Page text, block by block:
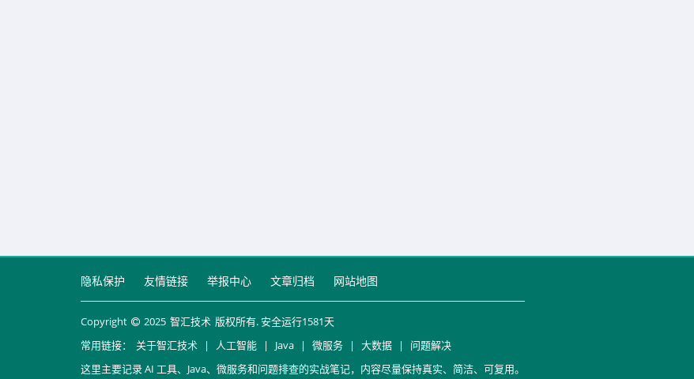
隐私保护 友情链接 举报中心 文章归档 网站地图
Copyright 2025 智汇技术 版权所有. 安全运行1581天
常用链接：
关于智汇技术 | 人工智能 | Java | 微服务 | 大数据 |
问题解决
这里主要记录 AI 工具、Java、微服务和问题排查的实战笔记，内容尽量保持真实、简洁、可复用。